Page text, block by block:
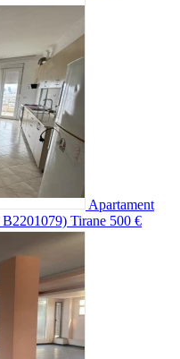
Apartament
Tirane 500 €